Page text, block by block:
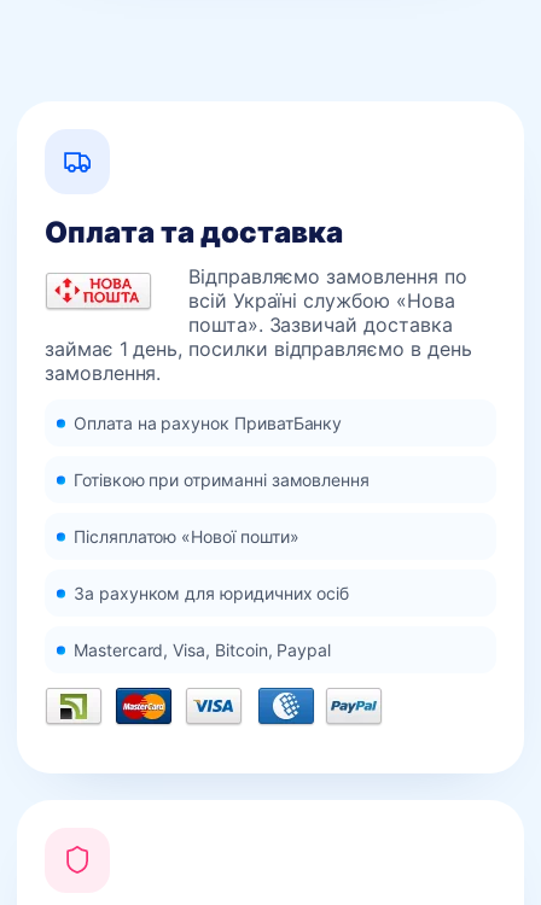
Оплата та доставка
Відправляємо замовлення по
всій Україні службою «Нова
пошта». Зазвичай доставка
займає 1 день, посилки відправляємо в день
замовлення.
Оплата на рахунок ПриватБанку
Готівкою при отриманні замовлення
Післяплатою «Нової пошти»
За рахунком для юридичних осіб
Mastercard, Visa, Bitcoin, Paypal